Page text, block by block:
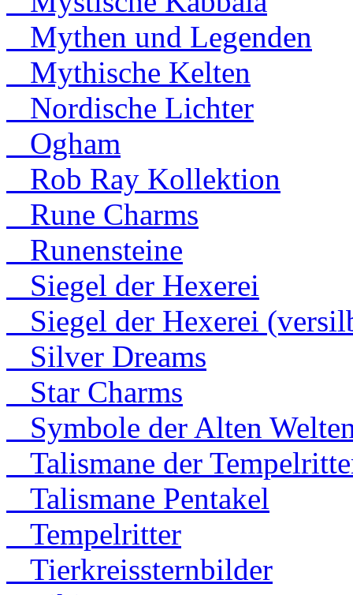
Mythen und Legenden
Mythische Kelten
Nordische Lichter
Ogham
Rob Ray Kollektion
Rune Charms
Runensteine
Siegel der Hexerei
Siegel der Hexerei
Silver Dreams
Star Charms
Symbole der Alten
Talismane der
Talismane Pentakel
Tempelritter
Tierkreissternbilder